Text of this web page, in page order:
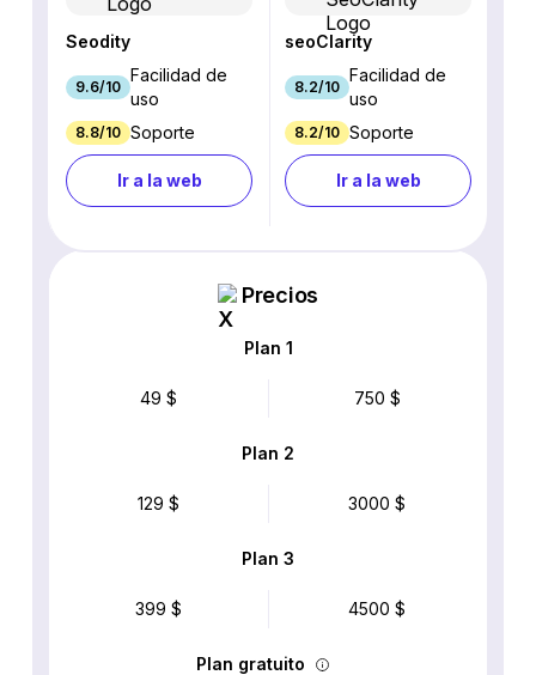
Seodity
9.6/10
Facilidad de
uso
8.8/10 Soporte
Ir a la web
seoClarity
8.2/10
Facilidad de
uso
8.2/10 Soporte
Ir a la web
Precios
Plan 1
49 $ 750 $
Plan 2
129 $ 3000 $
Plan 3
399 $ 4500 $
Plan gratuito